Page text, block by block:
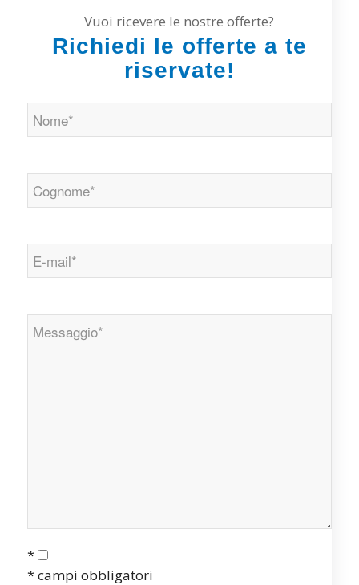
Vuoi ricevere le nostre offerte?
Richiedi le offerte a te
riservate!
*
* campi obbligatori